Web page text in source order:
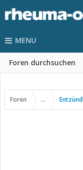
MENU
Foren durchsuchen
Foren ...